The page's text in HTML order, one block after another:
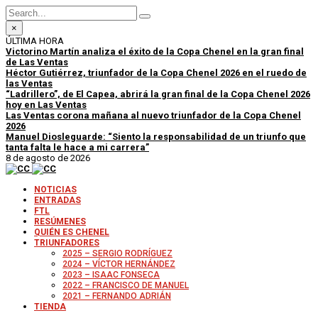
×
ÚLTIMA HORA
Victorino Martín analiza el éxito de la Copa Chenel en la gran final
de Las Ventas
Héctor Gutiérrez, triunfador de la Copa Chenel 2026 en el ruedo de
las Ventas
“Ladrillero”, de El Capea, abrirá la gran final de la Copa Chenel 2026
hoy en Las Ventas
Las Ventas corona mañana al nuevo triunfador de la Copa Chenel
2026
Manuel Diosleguarde: “Siento la responsabilidad de un triunfo que
tanta falta le hace a mi carrera”
8 de agosto de 2026
NOTICIAS
ENTRADAS
FTL
RESÚMENES
QUIÉN ES CHENEL
TRIUNFADORES
2025 – SERGIO RODRÍGUEZ
2024 – VÍCTOR HERNÁNDEZ
2023 – ISAAC FONSECA
2022 – FRANCISCO DE MANUEL
2021 – FERNANDO ADRIÁN
TIENDA